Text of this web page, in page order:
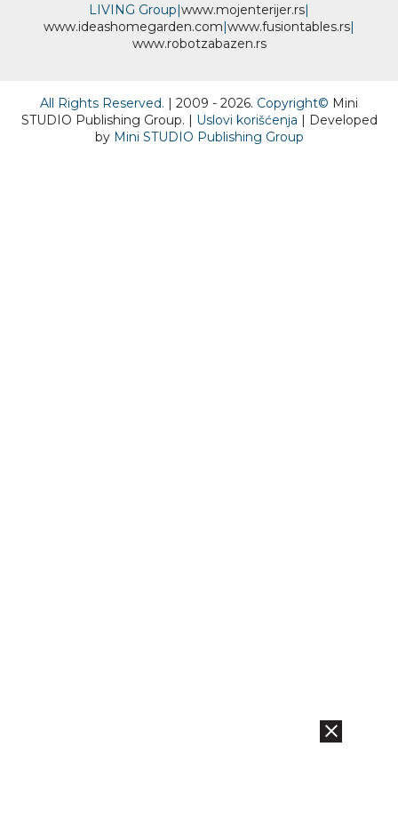
LIVING Group|www.mojenterijer.rs|
www.ideashomegarden.com|www.fusiontables.rs|
www.robotzabazen.rs
All Rights Reserved. | 2009 - 2026. Copyright© Mini
STUDIO Publishing Group. | Uslovi korišćenja | Developed
by Mini STUDIO Publishing Group